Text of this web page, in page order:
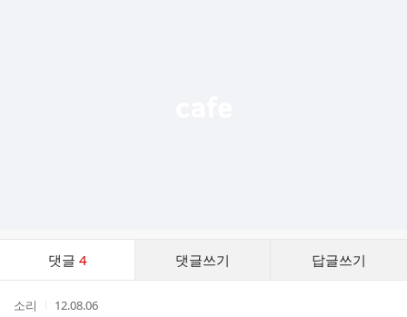
댓글 4 댓글쓰기 답글쓰기
작
소리
작
12.08.06